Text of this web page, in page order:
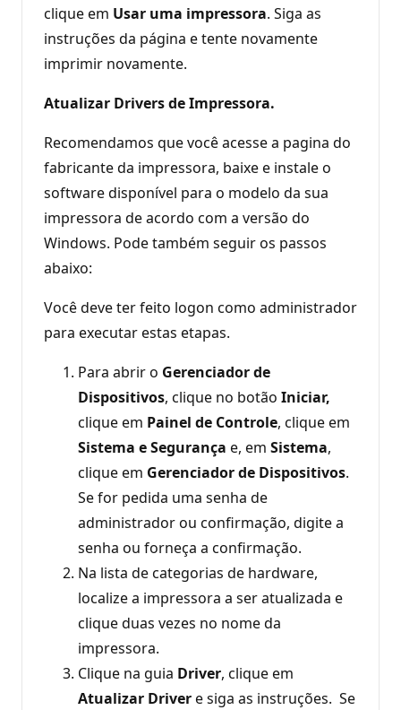
clique em Usar uma impressora. Siga as
instruções da página e tente novamente
imprimir novamente.
Atualizar Drivers de Impressora.
Recomendamos que você acesse a pagina do
fabricante da impressora, baixe e instale o
software disponível para o modelo da sua
impressora de acordo com a versão do
Windows. Pode também seguir os passos
abaixo:
Você deve ter feito logon como administrador
para executar estas etapas.
Para abrir o Gerenciador de
Dispositivos, clique no botão Iniciar,
clique em Painel de Controle, clique em
Sistema e Segurança e, em Sistema,
clique em Gerenciador de Dispositivos.
Se for pedida uma senha de
administrador ou confirmação, digite a
senha ou forneça a confirmação. ‌
Na lista de categorias de hardware,
localize a impressora a ser atualizada e
clique duas vezes no nome da
impressora.
Clique na guia Driver, clique em
Atualizar Drivere siga as instruções. Se